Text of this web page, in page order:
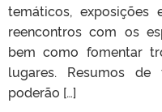
temáticos, exposições
reencontros com os
bem como fomentar
lugares. Resumos de
poderão […]